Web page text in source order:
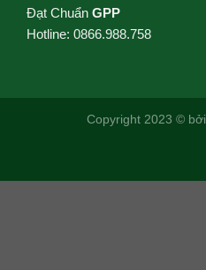
Đạt Chuẩn GPP
Hotline: 0866.988.758
Copyright 2023 © bởi